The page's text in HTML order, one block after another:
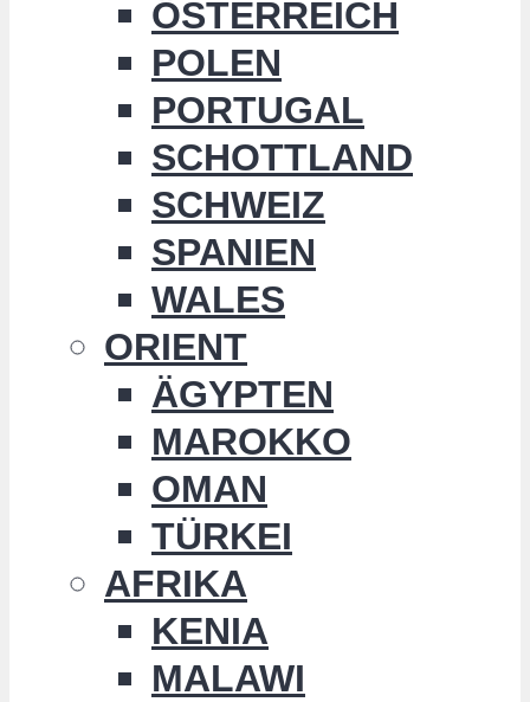
ÖSTERREICH
POLEN
PORTUGAL
SCHOTTLAND
SCHWEIZ
SPANIEN
WALES
ORIENT
ÄGYPTEN
MAROKKO
OMAN
TÜRKEI
AFRIKA
KENIA
MALAWI